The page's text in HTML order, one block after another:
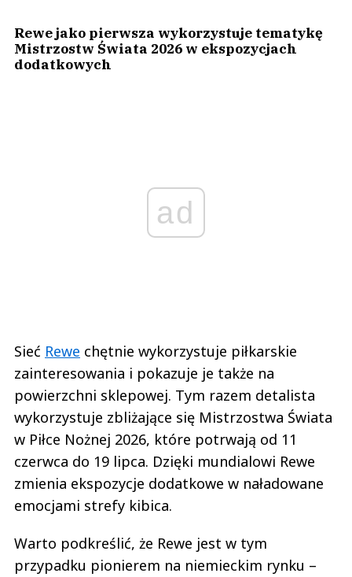
Rewe jako pierwsza wykorzystuje tematykę
Mistrzostw Świata 2026 w ekspozycjach
dodatkowych
ad
Sieć Rewe chętnie wykorzystuje piłkarskie
zainteresowania i pokazuje je także na
powierzchni sklepowej. Tym razem detalista
wykorzystuje zbliżające się Mistrzostwa Świata
w Piłce Nożnej 2026, które potrwają od 11
czerwca do 19 lipca. Dzięki mundialowi Rewe
zmienia ekspozycje dodatkowe w naładowane
emocjami strefy kibica.
Warto podkreślić, że Rewe jest w tym
przypadku pionierem na niemieckim rynku –